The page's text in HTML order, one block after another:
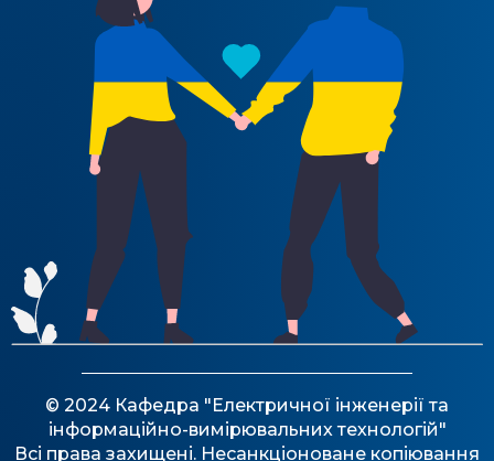
© 2024 Кафедра "Електричної інженерії та
інформаційно-вимірювальних технологій"
Всі права захищені. Несанкціоноване копіювання